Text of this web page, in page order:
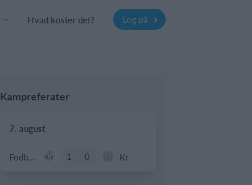
Hvad koster det? Log på
Kampreferater
7. august
Fodbold - Årgang 2014 1 0 Kr